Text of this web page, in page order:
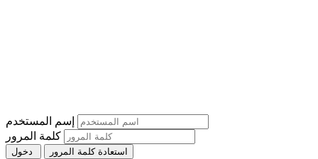
إسم المستخدم
كلمة المرور
استعادة كلمة المرور